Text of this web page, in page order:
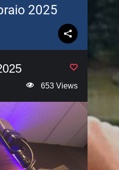
2025
653 Views